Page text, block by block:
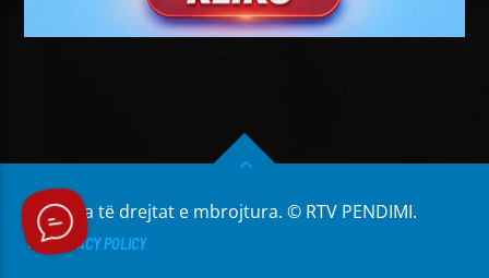
Të gjitha të drejtat e mbrojtura. © RTV PENDIMI.
PRIVACY POLICY